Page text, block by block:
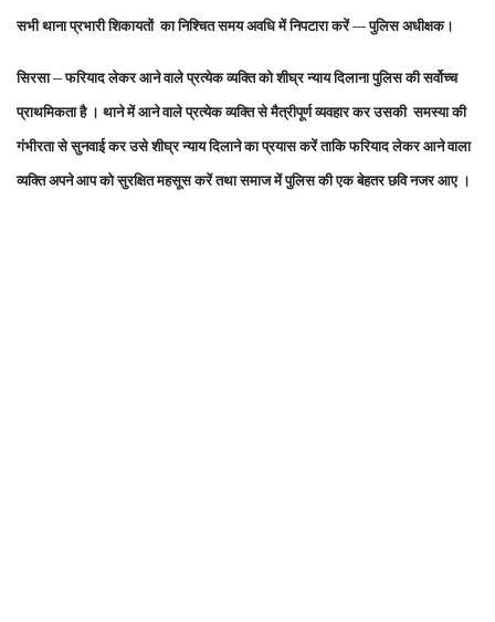
सभी थाना प्रभारी शिकायतों का निश्चित समय अवधि में निपटारा करें --- पुलिस अधीक्षक।
सिरसा -- फरियाद लेकर आने वाले प्रत्येक व्यक्ति को शीघ्र न्याय दिलाना पुलिस की सर्वोच्च
प्राथमिकता है । थाने में आने वाले प्रत्येक व्यक्ति से मैत्रीपूर्ण व्यवहार कर उसकी समस्या की
गंभीरता से सुनवाई कर उसे शीघ्र न्याय दिलाने का प्रयास करें ताकि फरियाद लेकर आने वाला
व्यक्ति अपने आप को सुरक्षित महसूस करें तथा समाज में पुलिस की एक बेहतर छवि नजर आए ।